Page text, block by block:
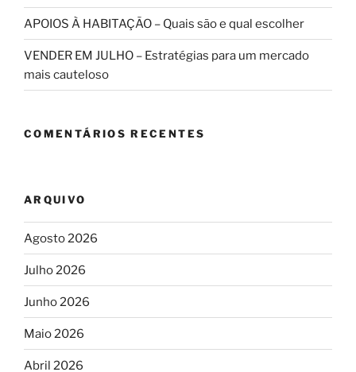
APOIOS À HABITAÇÃO – Quais são e qual escolher
VENDER EM JULHO – Estratégias para um mercado
mais cauteloso
COMENTÁRIOS RECENTES
ARQUIVO
Agosto 2026
Julho 2026
Junho 2026
Maio 2026
Abril 2026